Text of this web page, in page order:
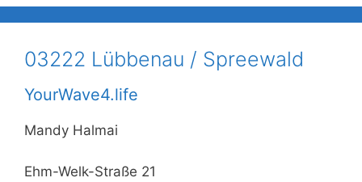
03222 Lübbenau / Spreewald
YourWave4.life
Mandy Halmai
Ehm-Welk-Straße 21